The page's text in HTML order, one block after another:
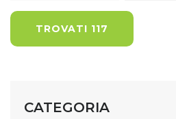
TROVATI 117
CATEGORIA